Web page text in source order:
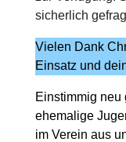
sicherlich
Vielen Dank
Einsatz und
Einstimmig neu
ehemalige
im Verein aus